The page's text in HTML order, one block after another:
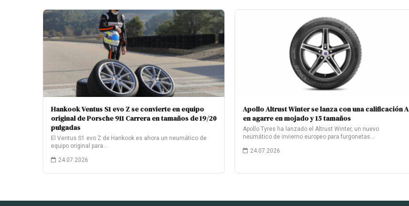
Hankook Ventus S1 evo Z se convierte en equipo
original de Porsche 911 Carrera en tamaños de 19/20
pulgadas
El Ventus S1 evo Z de Hankook es ahora un neumático de
equipo original para…
24.07.2026
Apollo Altrust Winter se lanza con una calificación A
en agarre en mojado y 15 tamaños
Apollo Tyres ha lanzado el Altrust Winter, un nuevo
neumático de invierno europeo para furgonetas…
24.07.2026